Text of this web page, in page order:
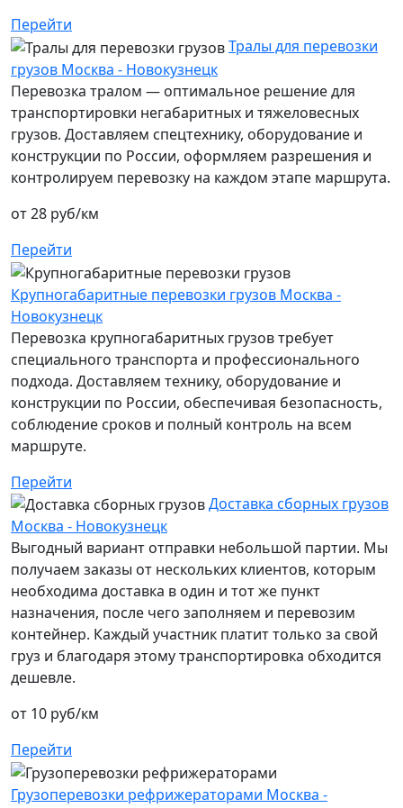
Перейти
Тралы для перевозки
грузов Москва - Новокузнецк
Перевозка тралом — оптимальное решение для
транспортировки негабаритных и тяжеловесных
грузов. Доставляем спецтехнику, оборудование и
конструкции по России, оформляем разрешения и
контролируем перевозку на каждом этапе маршрута.
от 28 руб/км
Перейти
Крупногабаритные перевозки грузов Москва -
Новокузнецк
Перевозка крупногабаритных грузов требует
специального транспорта и профессионального
подхода. Доставляем технику, оборудование и
конструкции по России, обеспечивая безопасность,
соблюдение сроков и полный контроль на всем
маршруте.
Перейти
Доставка сборных грузов
Москва - Новокузнецк
Выгодный вариант отправки небольшой партии. Мы
получаем заказы от нескольких клиентов, которым
необходима доставка в один и тот же пункт
назначения, после чего заполняем и перевозим
контейнер. Каждый участник платит только за свой
груз и благодаря этому транспортировка обходится
дешевле.
от 10 руб/км
Перейти
Грузоперевозки рефрижераторами Москва -